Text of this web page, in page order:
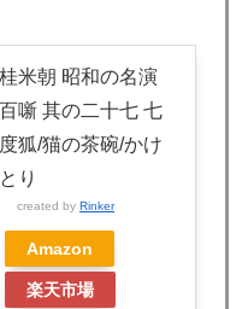
桂米朝 昭和の名演
百噺 其の二十七 七
度狐/猫の茶碗/かけ
とり
created by Rinker
Amazon
楽天市場